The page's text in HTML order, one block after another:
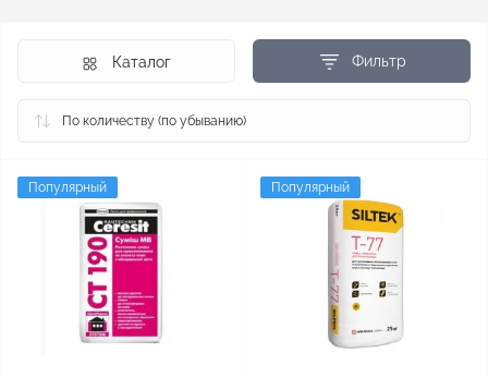
Фильтр
Каталог
Популярный Популярный